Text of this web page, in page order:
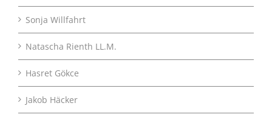
Sonja Willfahrt
Natascha Rienth LL.M.
Hasret Gökce
Jakob Häcker